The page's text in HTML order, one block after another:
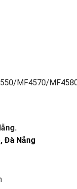
MF4570/
Đà Nẵng